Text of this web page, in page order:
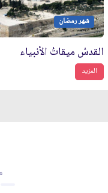
شهر رمضان
القدسُ ميقاتُ الأنبياء
المزيد